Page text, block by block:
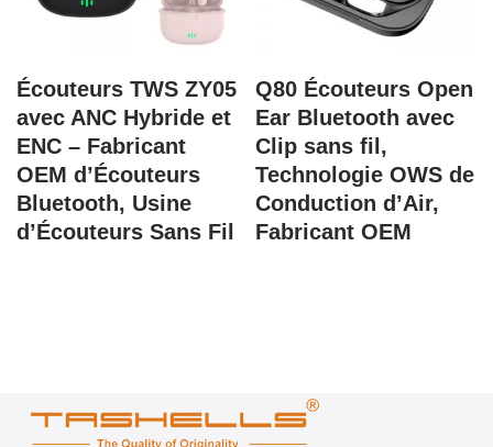
Écouteurs TWS ZY05
avec ANC Hybride et
ENC – Fabricant
OEM d’Écouteurs
Bluetooth, Usine
d’Écouteurs Sans Fil
Q80 Écouteurs Open
Ear Bluetooth avec
Clip sans fil,
Technologie OWS de
Conduction d’Air,
Fabricant OEM